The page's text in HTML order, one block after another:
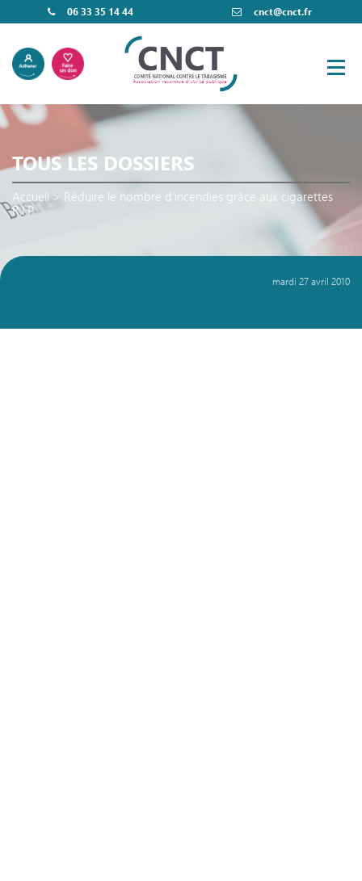
06 33 35 14 44 cnct@cnct.fr
TOUS LES DOSSIERS
Accueil> Réduire le nombre d’incendies grâce aux cigarettes
R.I.P
mardi 27 avril 2010